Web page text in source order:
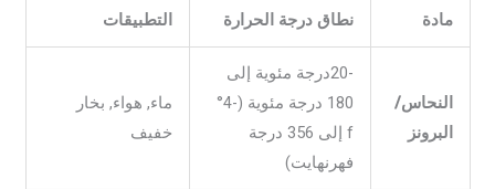
مادة نطاق درجة الحرارة التطبيقات
النحاس/
البرونز
-20درجة مئوية إلى
180 درجة مئوية (-4°
f إلى 356 درجة
فهرنهايت)
ماء, هواء, بخار
خفيف